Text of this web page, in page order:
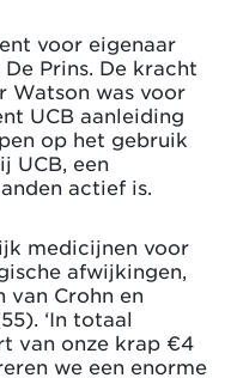
voor eigenaar
Prins. De kracht
Watson was voor
UCB aanleiding
op het gebruik
UCB, een
actief is.
medicijnen voor
afwijkingen,
van Crohn en
‘In totaal
van onze krap €4
we een enorme